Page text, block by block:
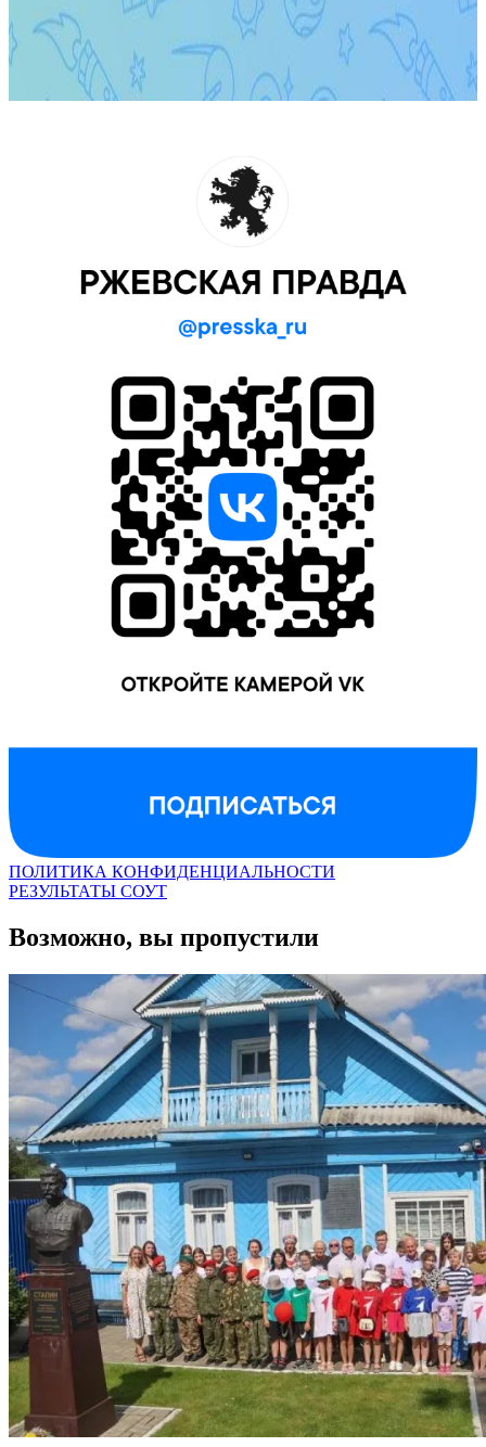
ПОЛИТИКА КОНФИДЕНЦИАЛЬНОСТИ
РЕЗУЛЬТАТЫ СОУТ
Возможно, вы пропустили